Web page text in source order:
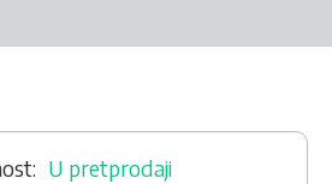
U pretprodaji